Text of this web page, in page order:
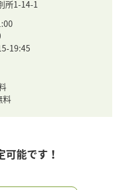
所1-14-1
料
能です！